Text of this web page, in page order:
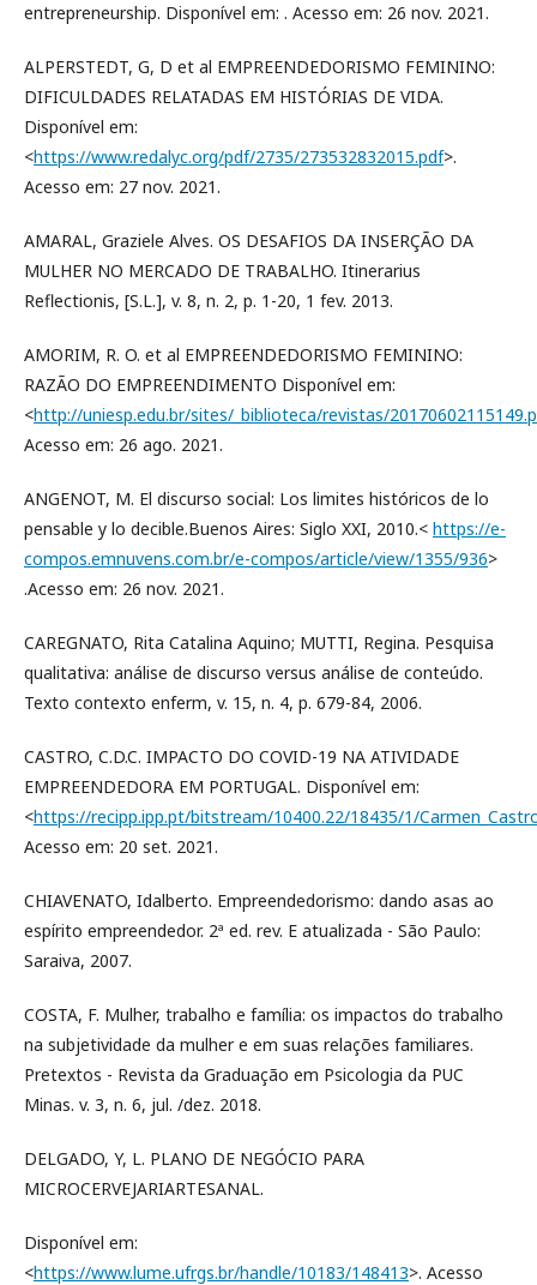
entrepreneurship. Disponível em: . Acesso em: 26 nov. 2021.
ALPERSTEDT, G, D et al EMPREENDEDORISMO FEMININO:
DIFICULDADES RELATADAS EM HISTÓRIAS DE VIDA.
Disponível em:
<https://www.redalyc.org/pdf/2735/273532832015.pdf>.
Acesso em: 27 nov. 2021.
AMARAL, Graziele Alves. OS DESAFIOS DA INSERÇÃO DA
MULHER NO MERCADO DE TRABALHO. Itinerarius
Reflectionis, [S.L.], v. 8, n. 2, p. 1-20, 1 fev. 2013.
AMORIM, R. O. et al EMPREENDEDORISMO FEMININO:
RAZÃO DO EMPREENDIMENTO Disponível em:
<http://uniesp.edu.br/sites/_biblioteca/revistas/
Acesso em: 26 ago. 2021.
ANGENOT, M. El discurso social: Los limites históricos de lo
pensable y lo decible.Buenos Aires: Siglo XXI, 2010.< https://e-
compos.emnuvens.com.br/e-compos/article/view/1355/936>
.Acesso em: 26 nov. 2021.
CAREGNATO, Rita Catalina Aquino; MUTTI, Regina. Pesquisa
qualitativa: análise de discurso versus análise de conteúdo.
Texto contexto enferm, v. 15, n. 4, p. 679-84, 2006.
CASTRO, C.D.C. IMPACTO DO COVID-19 NA ATIVIDADE
EMPREENDEDORA EM PORTUGAL. Disponível em:
<https://recipp.ipp.pt/bitstream/10400.22/18435/1/
Acesso em: 20 set. 2021.
CHIAVENATO, Idalberto. Empreendedorismo: dando asas ao
espírito empreendedor. 2ª ed. rev. E atualizada - São Paulo:
Saraiva, 2007.
COSTA, F. Mulher, trabalho e família: os impactos do trabalho
na subjetividade da mulher e em suas relações familiares.
Pretextos - Revista da Graduação em Psicologia da PUC
Minas. v. 3, n. 6, jul. /dez. 2018.
DELGADO, Y, L. PLANO DE NEGÓCIO PARA
MICROCERVEJARIARTESANAL.
Disponível em:
<https://www.lume.ufrgs.br/handle/10183/148413>. Acesso